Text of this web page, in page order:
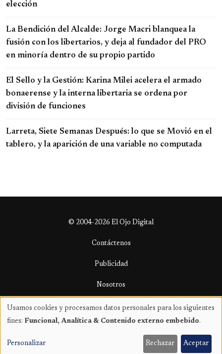
elección
La Bendición del Alcalde: Jorge Macri blanquea la
fusión con los libertarios, y deja al fundador del PRO
en minoría dentro de su propio partido
El Sello y la Gestión: Karina Milei acelera el armado
bonaerense y la interna libertaria se ordena por
división de funciones
Larreta, Siete Semanas Después: lo que se Movió en el
tablero, y la aparición de una variable no computada
© 2004-2026 El Ojo Digital
Contáctenos
Publicidad
Nosotros
Términos y condiciones
Uso
datos
Usamos cookies y procesamos datos personales para los siguientes
fines: Funcional, Analítica & Contenido externo embebido.
Personalizar Rechazar Aceptar